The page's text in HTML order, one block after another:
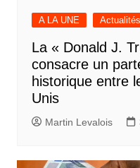
A LA UNE Actualités
La « Donald J.
consacre un
historique entre
Unis
Martin Levalois